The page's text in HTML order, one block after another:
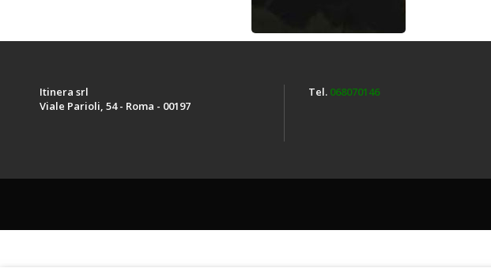
Itinera srl
Viale Parioli, 54 - Roma - 00197
Tel. 068070146